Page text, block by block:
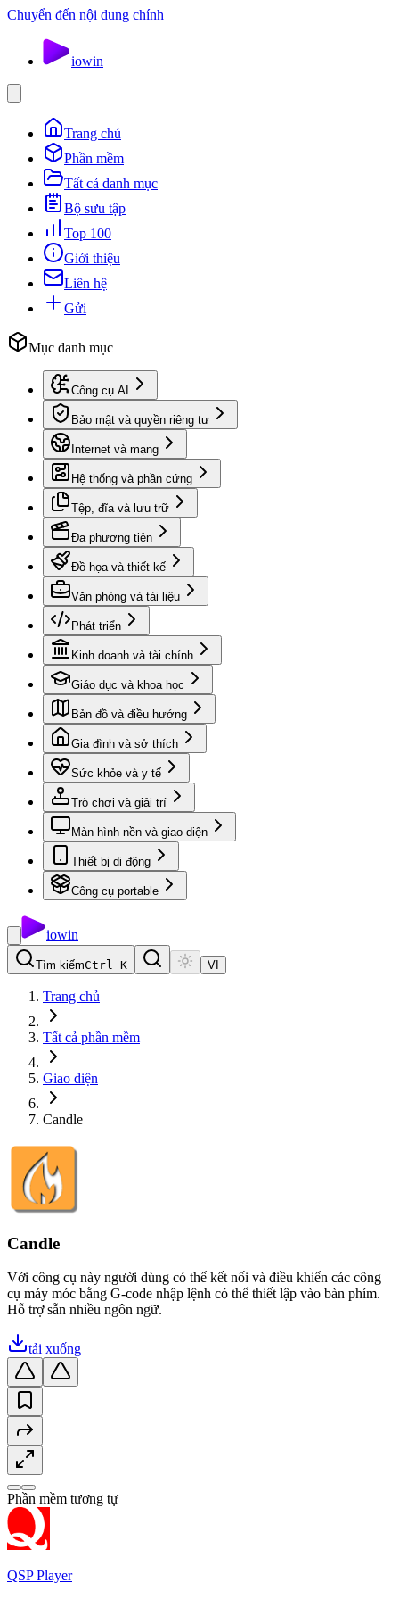
Chuyển đến nội dung chính
iowin
Trang chủ
Phần mềm
Tất cả danh mục
Bộ sưu tập
Top 100
Giới thiệu
Liên hệ
Gửi
Mục danh mục
Công cụ AI
Bảo mật và quyền riêng tư
Internet và mạng
Hệ thống và phần cứng
Tệp, đĩa và lưu trữ
Đa phương tiện
Đồ họa và thiết kế
Văn phòng và tài liệu
Phát triển
Kinh doanh và tài chính
Giáo dục và khoa học
Bản đồ và điều hướng
Gia đình và sở thích
Sức khỏe và y tế
Trò chơi và giải trí
Màn hình nền và giao diện
Thiết bị di động
Công cụ portable
iowin
Tìm kiếmCtrl K VI
Trang chủ
Tất cả phần mềm
Giao diện
Candle
Candle
Với công cụ này người dùng có thể kết nối và điều khiển các công
cụ máy móc bằng G-code nhập lệnh có thể thiết lập vào bàn phím.
Hỗ trợ sẵn nhiều ngôn ngữ.
tải xuống
Phần mềm tương tự
QSP Player